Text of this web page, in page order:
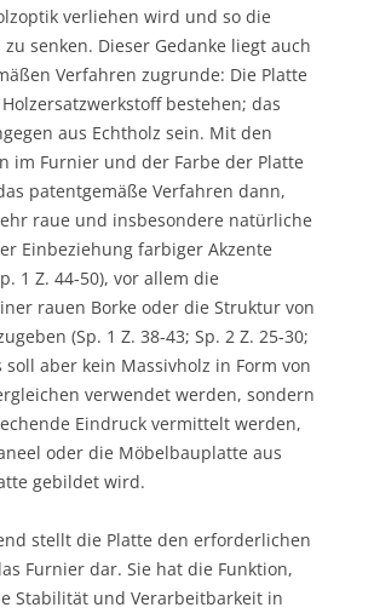
verliehen wird und so die
senken. Dieser Gedanke liegt auch
Verfahren zugrunde: Die Platte
bestehen; das
aus Echtholz sein. Mit den
im Furnier und der Farbe der Platte
patentgemäße Verfahren dann,
raue und insbesondere natürliche
Einbeziehung farbiger Akzente
1 Z. 44-50), vor allem die
rauen Borke oder die Struktur von
(Sp. 1 Z. 38-43; Sp. 2 Z. 25-30;
soll aber kein Massivholz in Form von
verwendet werden, sondern
Eindruck vermittelt werden,
oder die Möbelbauplatte aus
gebildet wird.
stellt die Platte den erforderlichen
Furnier dar. Sie hat die Funktion,
Stabilität und Verarbeitbarkeit in